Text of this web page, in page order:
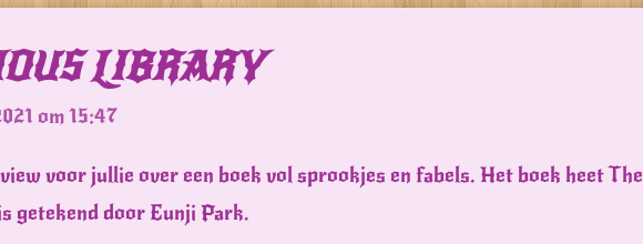
LIBRARY
om 15:47
voor jullie over een boek vol sprookjes en fabels. Het boek heet The
getekend door Eunji Park.